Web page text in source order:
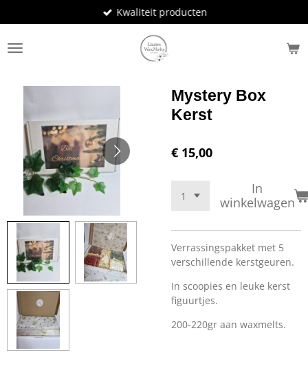
direct
naar
de
Kwaliteit producten
Mystery Box
Kerst
€ 15,00
In
winkelwagen
Verrassingspakket met 5
verschillende kerstgeuren.
In scoopies en leuke kerst
figuurtjes.
200-220gr aan waxmelts.